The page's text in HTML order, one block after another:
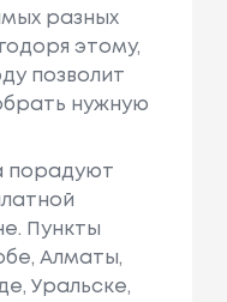
разных
этому,
позволит
нужную
порадуют
Пункты
Алматы,
Уральске,